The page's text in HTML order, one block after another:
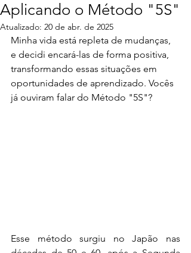
Aplicando o Método "5S"
Atualizado: 20 de abr. de 2025
Minha vida está repleta de mudanças,
e decidi encará-las de forma positiva,
transformando essas situações em
oportunidades de aprendizado. Vocês
já ouviram falar do Método "5S"?
Esse método surgiu no Japão nas